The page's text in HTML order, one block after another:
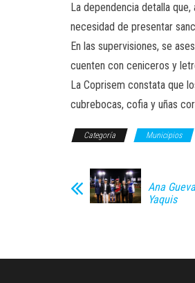
La dependencia detalla
necesidad de presentar
En las supervisiones, se
cuenten con ceniceros y
La Coprisem constata que
cubrebocas, cofia y uñas
Categoría Municipios
Ana
Yaquis